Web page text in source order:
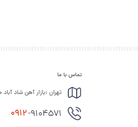
تماس با ما
تهران :بازار آهن شاد
0912-9104571